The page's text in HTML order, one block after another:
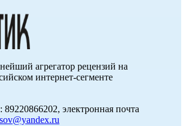
агрегатор рецензий на
интернет-сегменте
электронная почта